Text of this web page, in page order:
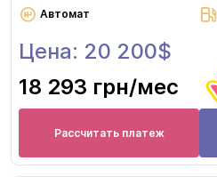
Автомат
Цена: 20 200$
18 293 грн/мес
Рассчитать платеж